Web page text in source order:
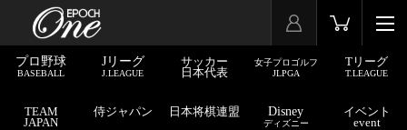
プロ野球
BASEBALL
Jリーグ
J.LEAGUE
サッカー
日本代表
女子プロゴルフ
JLPGA
Tリーグ
T.LEAGUE
TEAM
JAPAN
侍ジャパン 日本将棋連盟 Disney
ディズニー
イベント
event